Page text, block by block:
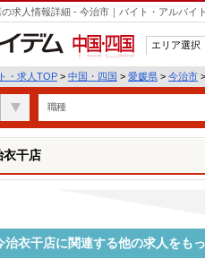
求人情報詳細 - 今治市｜バイト・アルバイ
中国・四国
エリア選択
・求人TOP > 中国・四国 > 愛媛県 > 今治市 >
職種
干店
衣干店に関連する他の求人をも